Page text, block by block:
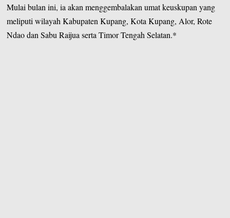
Mulai bulan ini, ia akan menggembalakan umat keuskupan yang
meliputi wilayah Kabupaten Kupang, Kota Kupang, Alor, Rote
Ndao dan Sabu Raijua serta Timor Tengah Selatan.*